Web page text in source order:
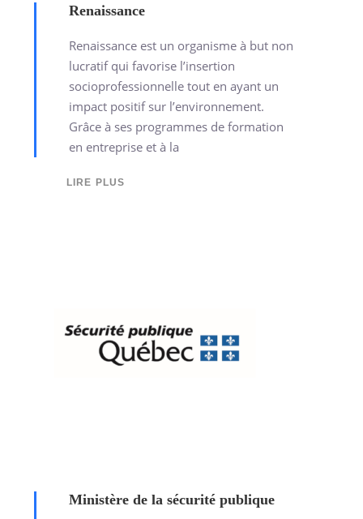
Renaissance
Renaissance est un organisme à but non
lucratif qui favorise l’insertion
socioprofessionnelle tout en ayant un
impact positif sur l’environnement.
Grâce à ses programmes de formation
en entreprise et à la
LIRE PLUS
Ministère de la sécurité publique